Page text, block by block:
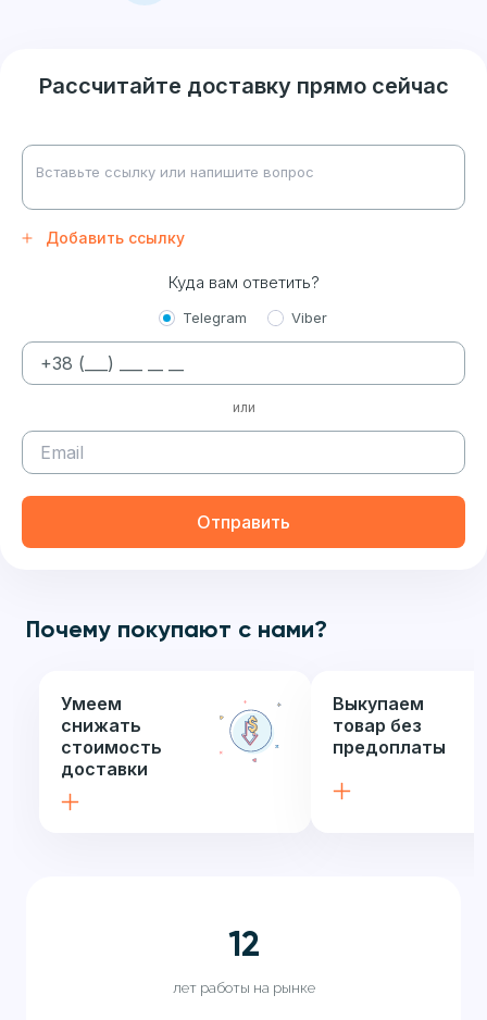
Рассчитайте доставку прямо сейчас
Добавить ссылку
Куда вам ответить?
Telegram Viber
или
Отправить
Почему покупают с нами?
Умеем
снижать
стоимость
доставки
Выкупаем
товар без
предоплаты
12
лет работы на рынке